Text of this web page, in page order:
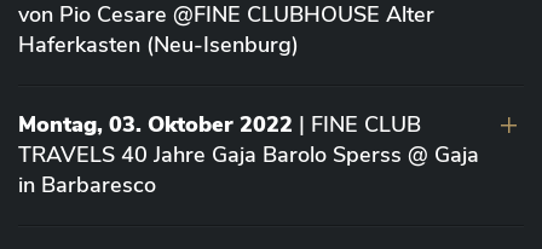
von Pio Cesare @FINE CLUBHOUSE Alter
Haferkasten (Neu-Isenburg)
Montag, 03. Oktober 2022 | FINE CLUB
TRAVELS 40 Jahre Gaja Barolo Sperss @ Gaja
in Barbaresco